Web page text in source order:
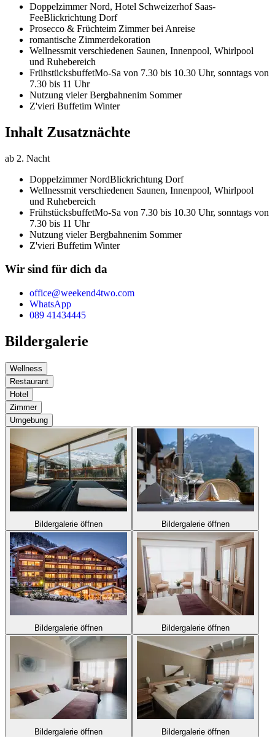
Doppelzimmer Nord, Hotel Schweizerhof Saas-
FeeBlickrichtung Dorf
Prosecco & Früchteim Zimmer bei Anreise
romantische Zimmerdekoration
Wellnessmit verschiedenen Saunen, Innenpool, Whirlpool
und Ruhebereich
FrühstücksbuffetMo-Sa von 7.30 bis 10.30 Uhr, sonntags von
7.30 bis 11 Uhr
Nutzung vieler Bergbahnenim Sommer
Z'vieri Buffetim Winter
Inhalt Zusatznächte
ab 2. Nacht
Doppelzimmer NordBlickrichtung Dorf
Wellnessmit verschiedenen Saunen, Innenpool, Whirlpool
und Ruhebereich
FrühstücksbuffetMo-Sa von 7.30 bis 10.30 Uhr, sonntags von
7.30 bis 11 Uhr
Nutzung vieler Bergbahnenim Sommer
Z'vieri Buffetim Winter
Wir sind für dich da
office@weekend4two.com
WhatsApp
089 41434445
Bildergalerie
Wellness
Restaurant
Hotel
Zimmer
Umgebung
Bildergalerie öffnen Bildergalerie öffnen
Bildergalerie öffnen Bildergalerie öffnen
Bildergalerie öffnen Bildergalerie öffnen